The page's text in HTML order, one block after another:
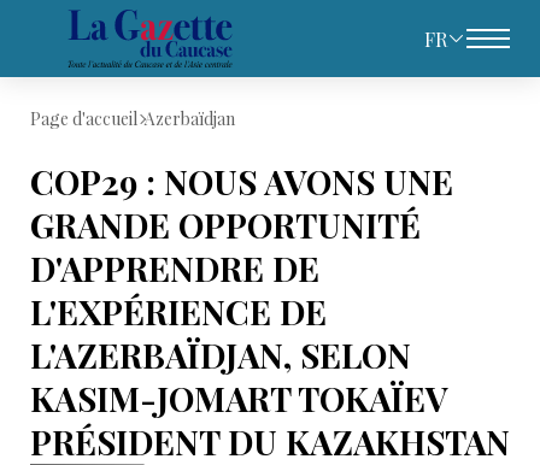
FR
Page d'accueil Azerbaïdjan
COP29 : NOUS AVONS UNE
GRANDE OPPORTUNITÉ
D'APPRENDRE DE
L'EXPÉRIENCE DE
L'AZERBAÏDJAN, SELON
KASIM-JOMART TOKAÏEV
PRÉSIDENT DU KAZAKHSTAN